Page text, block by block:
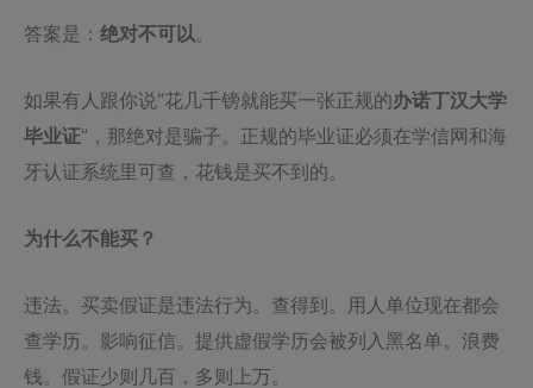
答案是： 绝对不可以。
如果有人跟你说“花几千镑就能买一张正规的办诺丁汉大学
毕业证”，那绝对是骗子。正规的毕业证必须在学信网和海
牙认证系统里可查，花钱是买不到的。
为什么不能买？
违法。买卖假证是违法行为。查得到。用人单位现在都会
查学历。影响征信。提供虚假学历会被列入黑名单。浪费
钱。假证少则几百，多则上万。